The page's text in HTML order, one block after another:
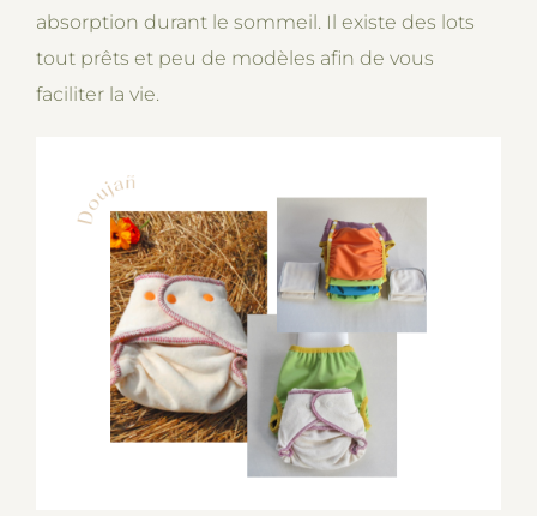
absorption durant le sommeil. Il existe des lots
tout prêts et peu de modèles afin de vous
faciliter la vie.